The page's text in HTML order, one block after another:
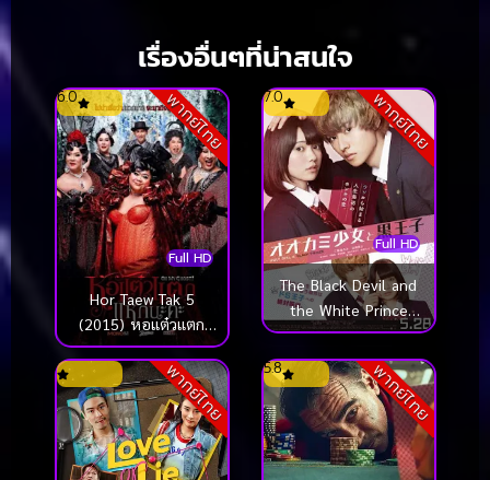
เรื่องอื่นๆที่น่าสนใจ
พากย์ไทย
Full HD
6.0
Hor Taew Tak 5
(2015) หอแต๋วแตก
แหกนะคะ
พากย์ไทย
Full HD
7.0
The Black Devil and
the White Prince
(2016) รักอันตรายนาย
ปีศาจคุโรซากิ
พากย์ไทย พากย์ไทย
5.8